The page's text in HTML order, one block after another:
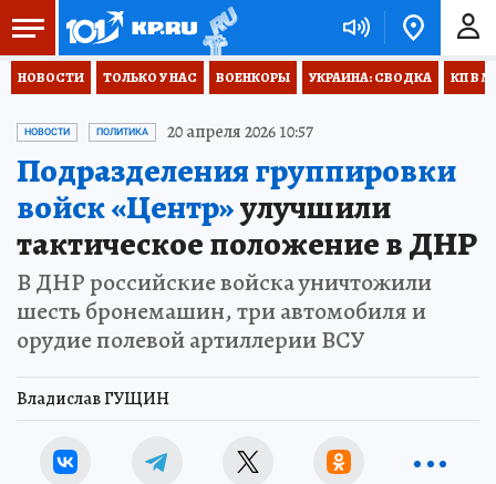
НОВОСТИ ТОЛЬКО У НАС ВОЕНКОРЫ УКРАИНА: СВОДКА КП В
НОВОСТИ ПОЛИТИКА 20 апреля 2026 10:57
Подразделения группировки
войск «Центр»улучшили
тактическое положение в ДНР
В ДНР российские войска уничтожили
шесть бронемашин, три автомобиля и
орудие полевой артиллерии ВСУ
Владислав ГУЩИН